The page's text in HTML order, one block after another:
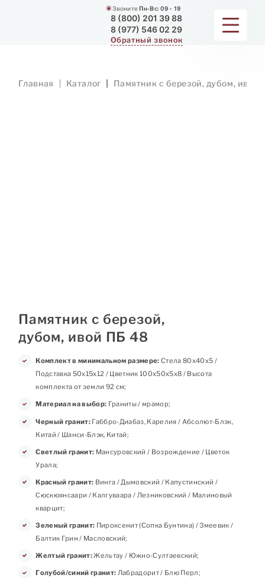
ЗвонитеПн-Вс: 09 - 19
8 (800) 201 39 88
8 (977) 546 02 29
Обратный звонок
Главная Каталог Памятник с березой, дубом, ивой
Памятник с березой,
дубом, ивой ПБ 48
Комплект в минимальном размере: Стела 80х40х5 /
Подставка 50х15х12 / Цветник 100х50х5х8 / Высота
комплекта от земли 92 см;
Материал на выбор: Граниты / мрамор;
Черный гранит:Габбро-Диабаз, Карелия / Абсолют-Блэк,
Китай / Шанси-Блэк, Китай;
Светлый гранит: Мансуровский / Возрождение / Цветок
Урала;
Красный гранит: Винга / Дымовский / Капустинский /
Сюскюянсаари / Калгуваара / Лезниковский / Малиновый
кварцит;
Зеленый гранит: Пироксенит (Сопка Бунтина) / Змеевик /
Балтик Грин / Масловский;
Желтый гранит:Жельтау / Южно-Султаевский;
Голубой/синий гранит: Лабрадорит / Блю Перл;